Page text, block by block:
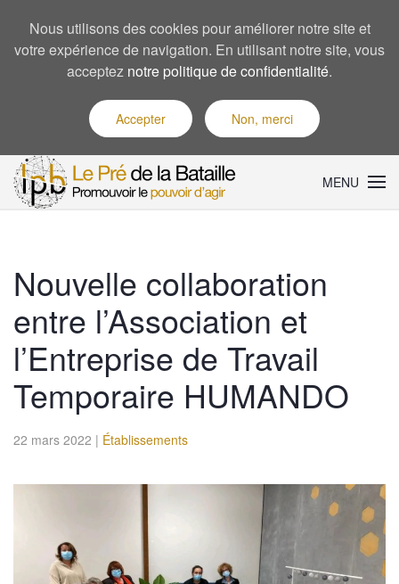
Nous utilisons des cookies pour améliorer notre site et
votre expérience de navigation. En utilisant notre site, vous
acceptez notre politique de confidentialité.
Accepter Non, merci
MENU
Nouvelle collaboration
entre l’Association et
l’Entreprise de Travail
Temporaire HUMANDO
22 mars 2022 | Établissements